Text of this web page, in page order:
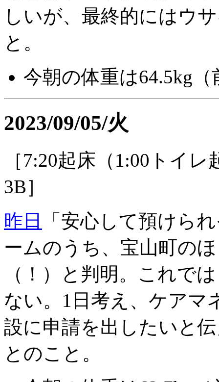
しいが、最終的にはウ
と。
今朝の体重は64.5kg（
2023/09/05/火
［7:20起床（1:00トイ
3B］
昨日
「安心して預けら
ームのうち、宝山町の
（！）と判明。これで
ない。1日考え、ケアマ
設に申請を出したいと
とのこと。